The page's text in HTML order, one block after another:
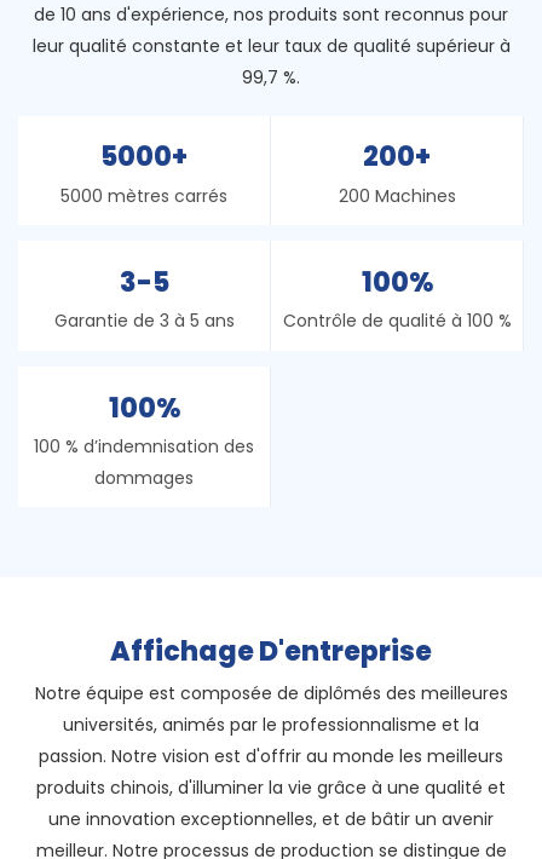
de 10 ans d'expérience, nos produits sont reconnus pour
leur qualité constante et leur taux de qualité supérieur à
99,7 %.
5000+
5000 mètres carrés
200+
200 Machines
3-5
Garantie de 3 à 5 ans
100%
Contrôle de qualité à 100 %
100%
100 % d’indemnisation des
dommages
Affichage D'entreprise
Notre équipe est composée de diplômés des meilleures
universités, animés par le professionnalisme et la
passion. Notre vision est d'offrir au monde les meilleurs
produits chinois, d'illuminer la vie grâce à une qualité et
une innovation exceptionnelles, et de bâtir un avenir
meilleur. Notre processus de production se distingue de